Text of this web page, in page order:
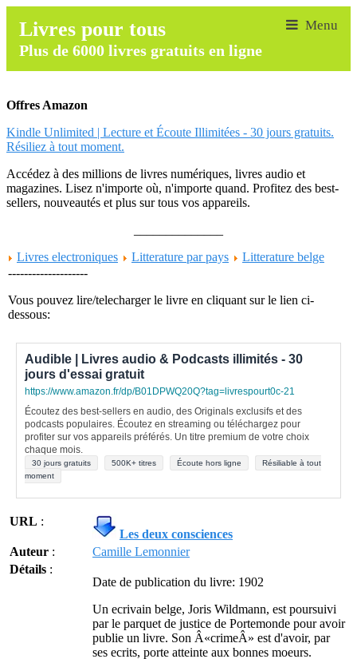
Livres pour tous
Plus de 6000 livres gratuits en ligne
Offres Amazon
Kindle Unlimited | Lecture et Écoute Illimitées - 30 jours gratuits.
Résiliez à tout moment.
Accédez à des millions de livres numériques, livres audio et
magazines. Lisez n'importe où, n'importe quand. Profitez des best-
sellers, nouveautés et plus sur tous vos appareils.
Livres electroniques
Litterature par pays
Litterature belge
--------------------
Vous pouvez lire/telecharger le livre en cliquant sur le lien ci-
dessous:
Audible | Livres audio & Podcasts illimités - 30
jours d'essai gratuit
https://www.amazon.fr/dp/B01DPWQ20Q?tag=livrespourt0c-21
Écoutez des best-sellers en audio, des Originals exclusifs et des
podcasts populaires. Écoutez en streaming ou téléchargez pour
profiter sur vos appareils préférés. Un titre premium de votre choix
chaque mois.
30 jours gratuits 500K+ titres Écoute hors ligne
Résiliable à tout
moment
URL :
Les deux consciences
Auteur :
Camille Lemonnier
Détails :
Date de publication du livre: 1902
Un ecrivain belge, Joris Wildmann, est poursuivi
par le parquet de justice de Portemonde pour avoir
publie un livre. Son Â«crimeÂ» est d'avoir, par
ses ecrits, porte atteinte aux bonnes moeurs.